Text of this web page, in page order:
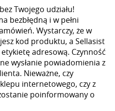
Twojego udziału!
bezbłędną i w pełni
Wystarczy, że w
kod produktu, a Sellasist
adresową. Czynność
wysłanie powiadomienia z
Nieważne, czy
internetowego, czy z
poinformowany o